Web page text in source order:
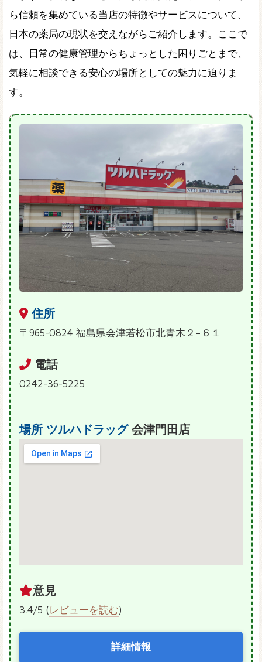
ら信頼を集めている当店の特徴やサービスについて、
日本の薬局の現状を交えながらご紹介します。ここで
は、日常の健康管理からちょっとした困りごとまで、
気軽に相談できる安心の場所としての魅力に迫りま
す。
住所
〒965-0824 福島県会津若松市北青木２−６１
電話
0242-36-5225
場所 ツルハドラッグ会津門田店
意見
3.4/5 (レビューを読む)
詳細情報